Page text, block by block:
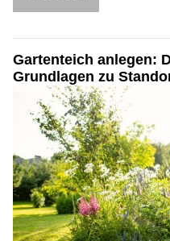
Gartenteich anlegen:
Grundlagen zu